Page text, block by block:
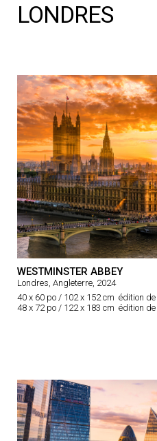
LONDRES
WESTMINSTER ABBEY
Londres, Angleterre, 2024
40 x 60 po / 102 x 152 cm édition de
48 x 72 po / 122 x 183 cm édition de